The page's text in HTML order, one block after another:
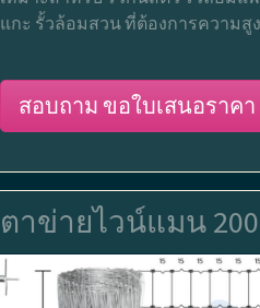
แกะ รั้วล้อมสวน ที่ต้องการความสู
สอบถาม ขอใบเสนอราคา
ตาข่ายไวน์แมน 200